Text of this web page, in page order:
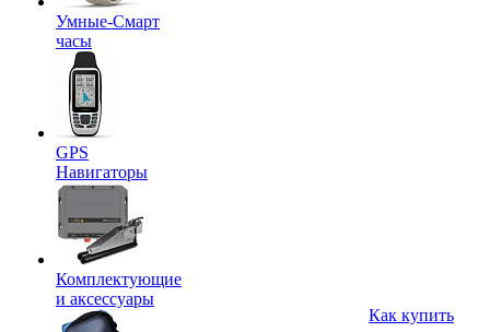
Умные-Смарт
часы
GPS
Навигаторы
Комплектующие
и аксессуары
Как купить